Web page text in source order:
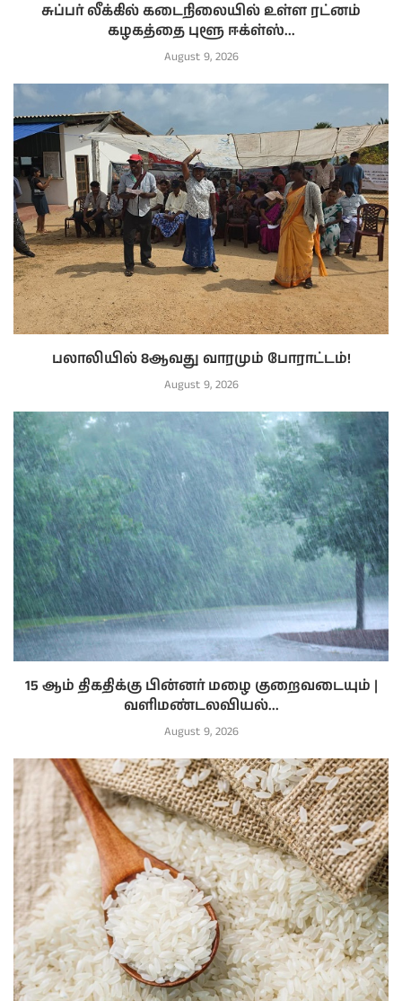
சுப்பர் லீக்கில் கடைநிலையில் உள்ள ரட்னம்
கழகத்தை புளூ ஈக்ள்ஸ்...
August 9, 2026
பலாலியில் 8ஆவது வாரமும் போராட்டம்!
August 9, 2026
15 ஆம் திகதிக்கு பின்னர் மழை குறைவடையும் |
வளிமண்டலவியல்...
August 9, 2026